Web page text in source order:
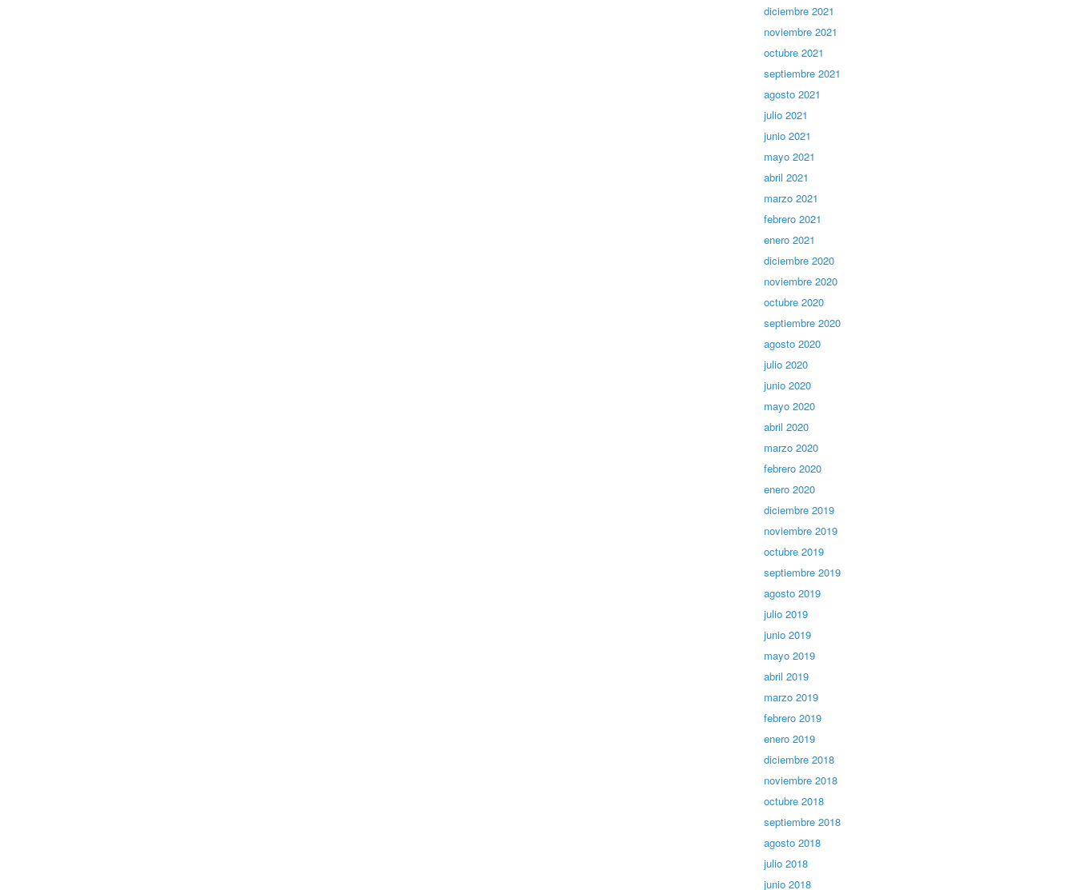
diciembre 2021
noviembre 2021
octubre 2021
septiembre 2021
agosto 2021
julio 2021
junio 2021
mayo 2021
abril 2021
marzo 2021
febrero 2021
enero 2021
diciembre 2020
noviembre 2020
octubre 2020
septiembre 2020
agosto 2020
julio 2020
junio 2020
mayo 2020
abril 2020
marzo 2020
febrero 2020
enero 2020
diciembre 2019
noviembre 2019
octubre 2019
septiembre 2019
agosto 2019
julio 2019
junio 2019
mayo 2019
abril 2019
marzo 2019
febrero 2019
enero 2019
diciembre 2018
noviembre 2018
octubre 2018
septiembre 2018
agosto 2018
julio 2018
junio 2018